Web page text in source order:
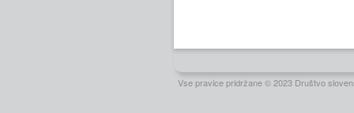
Vse pravice pridržane © 2023 Društvo